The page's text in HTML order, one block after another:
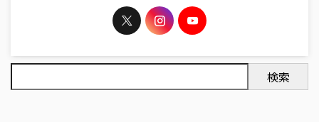
検索